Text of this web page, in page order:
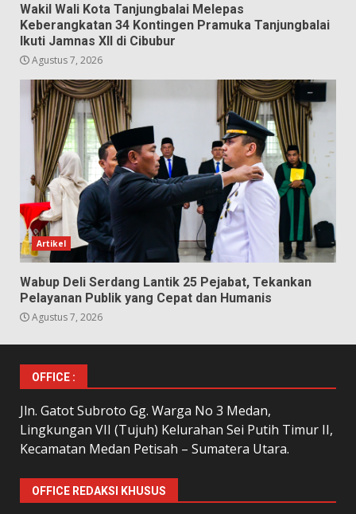
Wakil Wali Kota Tanjungbalai Melepas
Keberangkatan 34 Kontingen Pramuka Tanjungbalai
Ikuti Jamnas XII di Cibubur
Agustus 7, 2026
Artikel
Wabup Deli Serdang Lantik 25 Pejabat, Tekankan
Pelayanan Publik yang Cepat dan Humanis
Agustus 7, 2026
OFFICE :
Jln. Gatot Subroto Gg. Warga No 3 Medan,
Lingkungan VII (Tujuh) Kelurahan Sei Putih Timur II,
Kecamatan Medan Petisah – Sumatera Utara.
OFFICE REDAKSI KHUSUS